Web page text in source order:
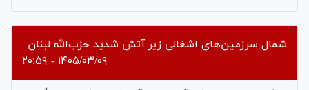
شمال سرزمین‌های اشغالی زیر آتش‌ شدید حزب‌الله لبنان
۱۴۰۵/۰۳/۰۹ - ۲۰:۵۹